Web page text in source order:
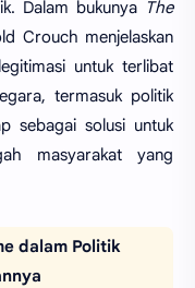
Dalam bukunya The
Crouch menjelaskan
untuk terlibat
termasuk politik
sebagai solusi untuk
masyarakat yang
dalam Politik